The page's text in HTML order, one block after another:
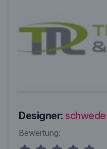
Designer: schwede
Bewertung: